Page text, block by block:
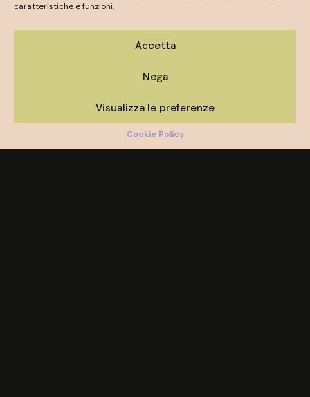
caratteristiche e funzioni.
Accetta
Nega
Visualizza le preferenze
Cookie Policy